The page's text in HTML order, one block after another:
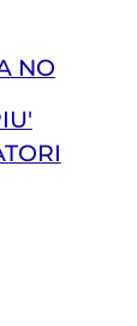
NO